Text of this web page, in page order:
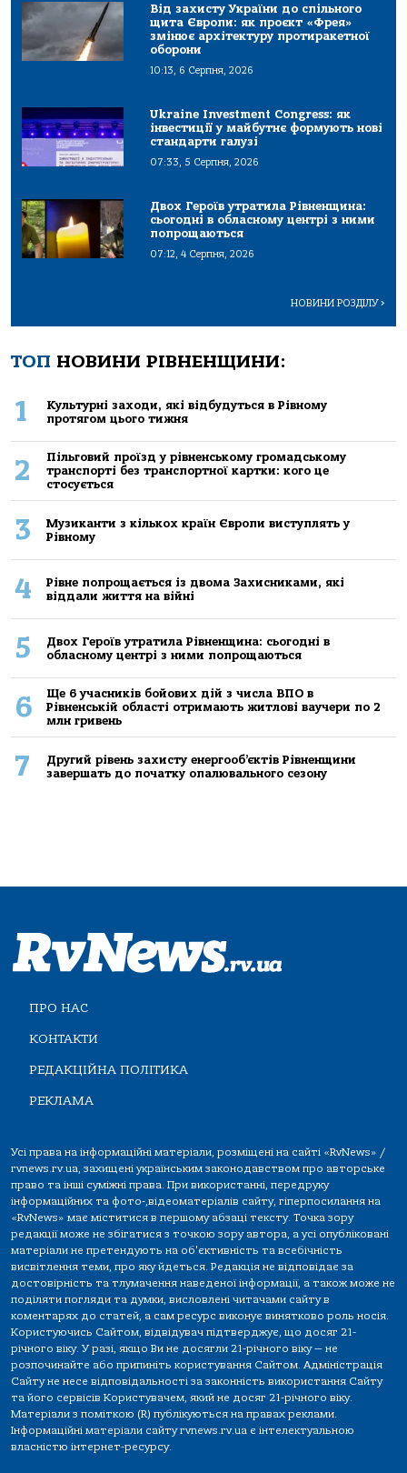
Від захисту України до спільного
щита Європи: як проєкт «Фрея»
змінює архітектуру протиракетної
оборони
10:13, 6 Серпня, 2026
Ukraine Investment Congress: як
інвестиції у майбутнє формують нові
стандарти галузі
07:33, 5 Серпня, 2026
Двох Героїв утратила Рівненщина:
сьогодні в обласному центрі з ними
попрощаються
07:12, 4 Серпня, 2026
НОВИНИ РОЗДІЛУ>
ТОП НОВИНИ РІВНЕНЩИНИ:
1
Культурні заходи, які відбудуться в Рівному
протягом цього тижня
2
Пільговий проїзд у рівненському громадському
транспорті без транспортної картки: кого це
стосується
3
Музиканти з кількох країн Європи виступлять у
Рівному
4
Рівне попрощається із двома Захисниками, які
віддали життя на війні
5
Двох Героїв утратила Рівненщина: сьогодні в
обласному центрі з ними попрощаються
6
Ще 6 учасників бойових дій з числа ВПО в
Рівненській області отримають житлові ваучери по 2
млн гривень
7
Другий рівень захисту енергооб’єктів Рівненщини
завершать до початку опалювального сезону
ПРО НАС
КОНТАКТИ
РЕДАКЦІЙНА ПОЛІТИКА
РЕКЛАМА
Усі права на інформаційні матеріали, розміщені на сайті «RvNews» /
rvnews.rv.ua, захищені українським законодавством про авторське
право та інші суміжні права. При використанні, передруку
інформаційних та фото-,відеоматеріалів сайту, гіперпосилання на
«RvNews» має міститися в першому абзаці тексту. Точка зору
редакції може не збігатися з точкою зору автора, а усі опубліковані
матеріали не претендують на об'єктивність та всебічність
висвітлення теми, про яку йдеться. Редакція не відповідає за
достовірність та тлумачення наведеної інформації, а також може не
поділяти погляди та думки, висловлені читачами сайту в
коментарях до статей, а сам ресурс виконує винятково роль носія.
Користуючись Сайтом, відвідувач підтверджує, що досяг 21-
річного віку. У разі, якщо Ви не досягли 21-річного віку — не
розпочинайте або припиніть користування Сайтом. Адміністрація
Сайту не несе відповідальності за законність використання Сайту
та його сервісів Користувачем, який не досяг 21-річного віку.
Матеріали з поміткою (R) публікуються на правах реклами.
Інформаційні матеріали сайту rvnews.rv.ua є інтелектуальною
власністю інтернет-ресурсу.